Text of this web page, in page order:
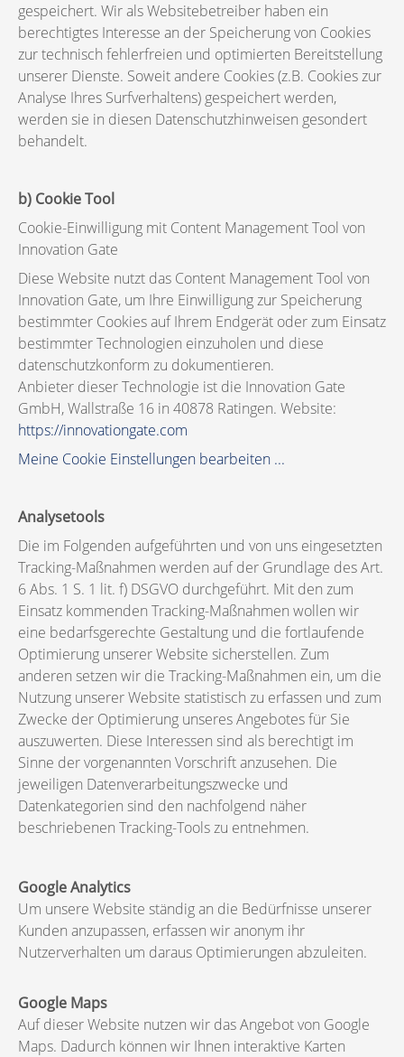
gespeichert. Wir als Websitebetreiber haben ein
berechtigtes Interesse an der Speicherung von Cookies
zur technisch fehlerfreien und optimierten Bereitstellung
unserer Dienste. Soweit andere Cookies (z.B. Cookies zur
Analyse Ihres Surfverhaltens) gespeichert werden,
werden sie in diesen Datenschutzhinweisen gesondert
behandelt.
b) Cookie Tool
Cookie-Einwilligung mit Content Management Tool von
Innovation Gate
Diese Website nutzt das Content Management Tool von
Innovation Gate, um Ihre Einwilligung zur Speicherung
bestimmter Cookies auf Ihrem Endgerät oder zum Einsatz
bestimmter Technologien einzuholen und diese
datenschutzkonform zu dokumentieren.
Anbieter dieser Technologie ist die Innovation Gate
GmbH, Wallstraße 16 in 40878 Ratingen. Website:
https://innovationgate.com
Meine Cookie Einstellungen bearbeiten ...
Analysetools
Die im Folgenden aufgeführten und von uns eingesetzten
Tracking-Maßnahmen werden auf der Grundlage des Art.
6 Abs. 1 S. 1 lit. f) DSGVO durchgeführt. Mit den zum
Einsatz kommenden Tracking-Maßnahmen wollen wir
eine bedarfsgerechte Gestaltung und die fortlaufende
Optimierung unserer Website sicherstellen. Zum
anderen setzen wir die Tracking-Maßnahmen ein, um die
Nutzung unserer Website statistisch zu erfassen und zum
Zwecke der Optimierung unseres Angebotes für Sie
auszuwerten. Diese Interessen sind als berechtigt im
Sinne der vorgenannten Vorschrift anzusehen. Die
jeweiligen Datenverarbeitungszwecke und
Datenkategorien sind den nachfolgend näher
beschriebenen Tracking-Tools zu entnehmen.
Google Analytics
Um unsere Website ständig an die Bedürfnisse unserer
Kunden anzupassen, erfassen wir anonym ihr
Nutzerverhalten um daraus Optimierungen abzuleiten.
Google Maps
Auf dieser Website nutzen wir das Angebot von Google
Maps. Dadurch können wir Ihnen interaktive Karten